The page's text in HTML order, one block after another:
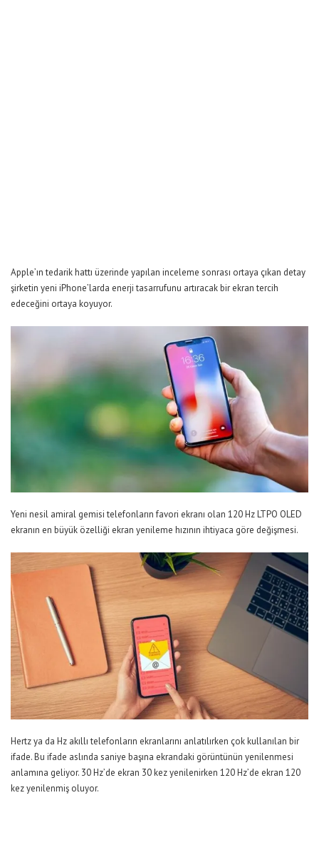
Apple’ın tedarik hattı üzerinde yapılan inceleme sonrası ortaya çıkan detay
şirketin yeni iPhone’larda enerji tasarrufunu artıracak bir ekran tercih
edeceğini ortaya koyuyor.
Yeni nesil amiral gemisi telefonların favori ekranı olan 120 Hz LTPO OLED
ekranın en büyük özelliği ekran yenileme hızının ihtiyaca göre değişmesi.
Hertz ya da Hz akıllı telefonların ekranlarını anlatılırken çok kullanılan bir
ifade. Bu ifade aslında saniye başına ekrandaki görüntünün yenilenmesi
anlamına geliyor. 30 Hz’de ekran 30 kez yenilenirken 120 Hz’de ekran 120
kez yenilenmiş oluyor.